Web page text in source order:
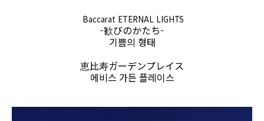
Baccarat ETERNAL LIGHTS
-歓びのかたち-
기쁨의 형태
恵比寿ガーデンプレイス
에비스 가든 플레이스